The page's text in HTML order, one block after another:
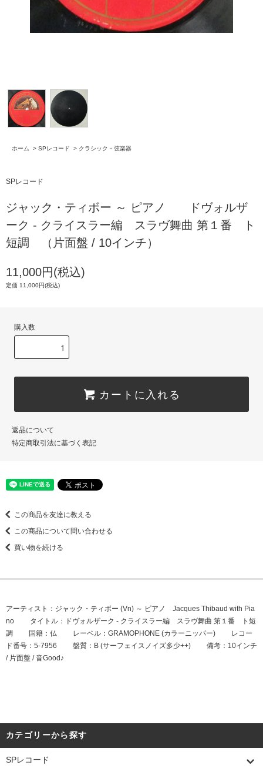
ホーム > SPレコード > クラシック・弦楽器
SPレコード
ジャック・ティボー ～ ピアノ ドヴォルザ
ーク - クライスラー編 スラヴ舞曲 第１番 ト
短調 （片面盤 / 10インチ）
11,000円(税込)
定価 11,000円(税込)
購入数
カートに入れる
返品について
特定商取引法に基づく表記
この商品を友達に教える
この商品について問い合わせる
買い物を続ける
アーティスト：ジャック・ティボー (Vn) ～ ピアノ Jacques Thibaud with Pia
no タイトル：ドヴォルザーク - クライスラー編 スラヴ舞曲 第１番 ト短
調 国籍：仏 レーベル：GRAMOPHONE (カラーニッパー) レコー
ド番号：5-7956 盤質：B (サーフェイスノイズ多少++) 備考：10インチ
/ 片面盤 / 音Good♪
カテゴリーから探す
SPレコード